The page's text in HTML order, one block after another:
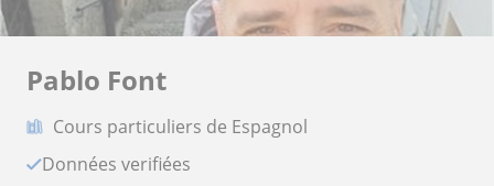
Pablo Font
Cours particuliers de Espagnol
Données verifiées